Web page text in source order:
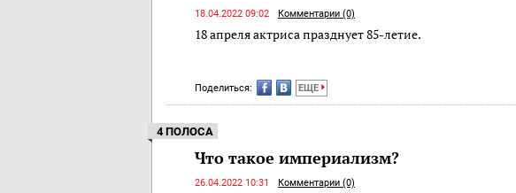
18.04.2022 09:02 Комментарии (0)
18 апреля актриса празднует 85-летие.
Поделиться: ЕЩЕ
4 ПОЛОСА
Что такое империализм?
26.04.2022 10:31 Комментарии (0)